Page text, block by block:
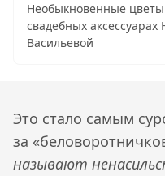
Необыкновенные
свадебных
Васильевой
Это стало самым
за
называют